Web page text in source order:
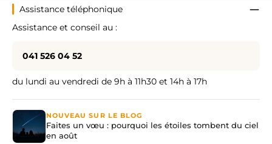
Assistance téléphonique
Assistance et conseil au :
041 526 04 52
du lundi au vendredi de 9h à 11h30 et 14h à 17h
NOUVEAU SUR LE BLOG
Faites un vœu : pourquoi les étoiles tombent du ciel
en août